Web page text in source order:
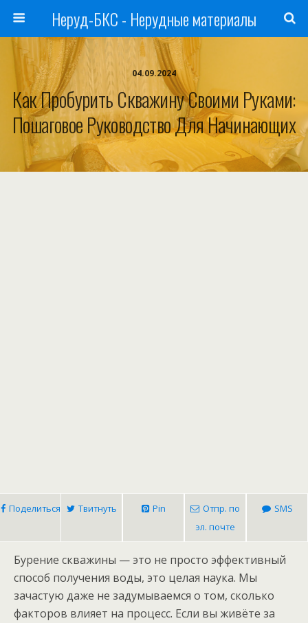
Неруд-БКС - Нерудные материалы
04.09.2024
Как Пробурить Скважину Своими Руками:
Пошаговое Руководство Для Начинающих
Поделиться Твитнуть Pin
Отпр. по
эл. почте
SMS
Бурение скважины — это не просто эффективный
способ получения воды, это целая наука. Мы
зачастую даже не задумываемся о том, сколько
факторов влияет на процесс. Если вы живёте за